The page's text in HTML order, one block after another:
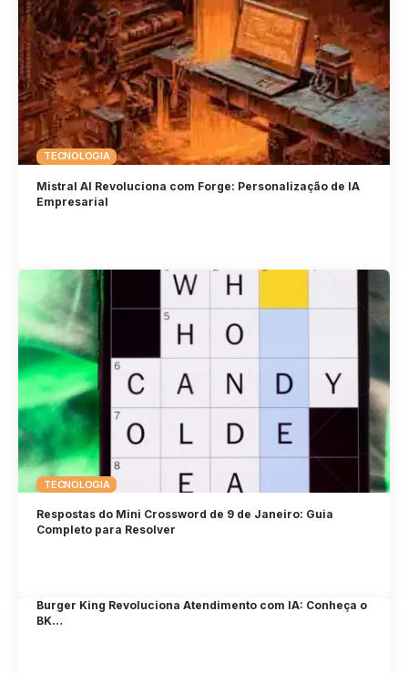
TECNOLOGIA
Mistral AI Revoluciona com Forge: Personalização de IA
Empresarial
TECNOLOGIA
Respostas do Mini Crossword de 9 de Janeiro: Guia
Completo para Resolver
Burger King Revoluciona Atendimento com IA: Conheça o
BK…